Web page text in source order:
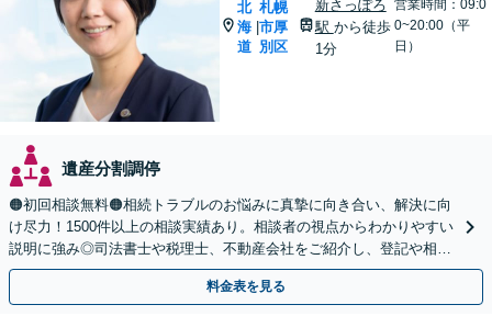
北
海
道
|
札幌
市厚
別区
新さっぽろ
駅 から徒歩
1分
営業時間：09:0
0~20:00（平
日）
遺産分割調停
🟠初回相談無料🟠相続トラブルのお悩みに真摯に向き合い、解決に向
け尽力！1500件以上の相談実績あり。相談者の視点からわかりやすい
説明に強み◎司法書士や税理士、不動産会社をご紹介し、登記や相続
税の申告までワンストップで対応【夜間相談可】
料金表を見る